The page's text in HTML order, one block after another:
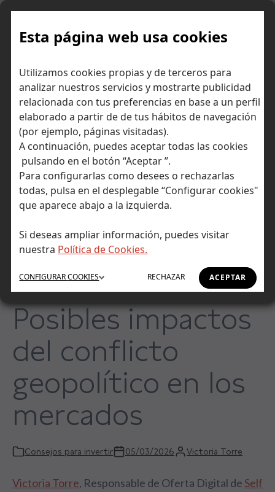
Esta página web usa cookies
Utilizamos cookies propias y de terceros para
analizar nuestros servicios y mostrarte publicidad
relacionada con tus preferencias en base a un perfil
elaborado a partir de de tus hábitos de navegación
(por ejemplo, páginas visitadas).
A continuación, puedes aceptar todas las cookies
pulsando en el botón “Aceptar ”.
Para configurarlas como desees o rechazarlas
todas, pulsa en el desplegable “Configurar cookies"
que aparece abajo a la izquierda.
Si deseas ampliar información, puedes visitar
nuestra Política de Cookies.
ACEPTAR
RECHAZAR
CONFIGURARCOOKIES
Skip
Inicio Consejos para invertir
Posibles impactos del
conflicto geopolítico en los mercados
Posibles impactos
del conflicto
geopolítico en los
mercados
Consejos para invertir 05/03/2026 Victoria Torre
Victoria Torre, Responsable de Oferta Digital de Self